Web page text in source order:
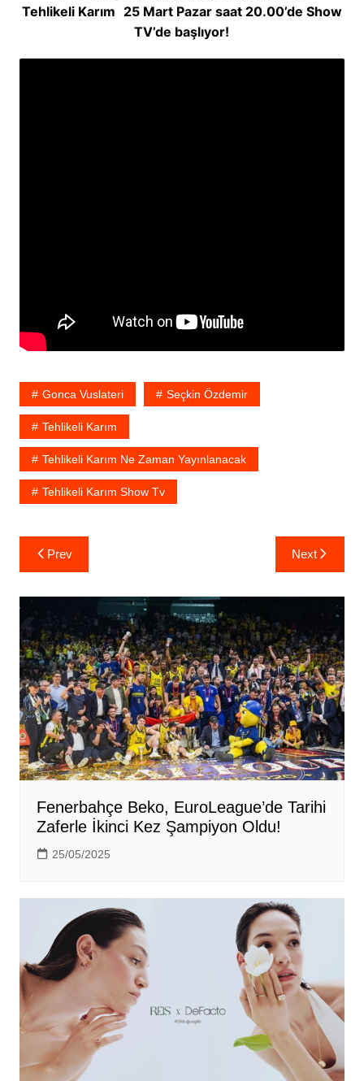
Tehlikeli Karım 25 Mart Pazar saat 20.00’de Show
TV’de başlıyor!
Gonca Vuslateri Seçkin Özdemir
Tehlikeli Karım
Tehlikeli Karım Ne Zaman Yayınlanacak
Tehlikeli Karım Show Tv
Yazı
gezinmesi
Prev Next
Fenerbahçe Beko, EuroLeague’de Tarihi
Zaferle İkinci Kez Şampiyon Oldu!
25/05/2025